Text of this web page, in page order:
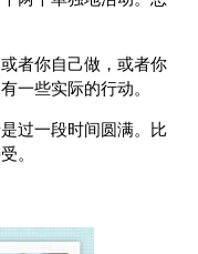
者你自己做，或者你
一些实际的行动。
过一段时间圆满。比
。